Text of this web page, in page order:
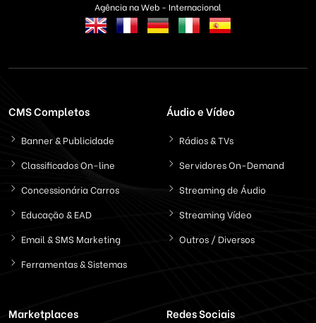
Agência na Web - Internacional
CMS Completos
Banner & Publicidade
Classificados On-line
Concessionária Carros
Educação & EAD
Email & SMS Marketing
Ferramentas & Sistemas
Áudio e Vídeo
Rádios & TVs
Servidores On-Demand
Streaming de Áudio
Streaming Vídeo
Outros / Diversos
Marketplaces Redes Sociais